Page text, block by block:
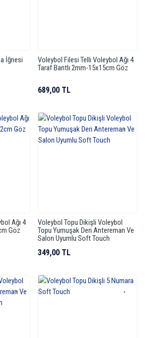
İğnesi
Voleybol Filesi Telli Voleybol Ağı 4
Taraf Bantlı 2mm-15x15cm Göz
689,00 TL
Ağı 4
Göz
Voleybol Topu Dikişli Voleybol
Topu Yumuşak Deri Antereman Ve
Salon Uyumlu Soft Touch
349,00 TL